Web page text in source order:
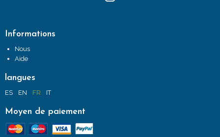
Informations
Nous
Aide
langues
ES EN FR IT
Moyen de paiement